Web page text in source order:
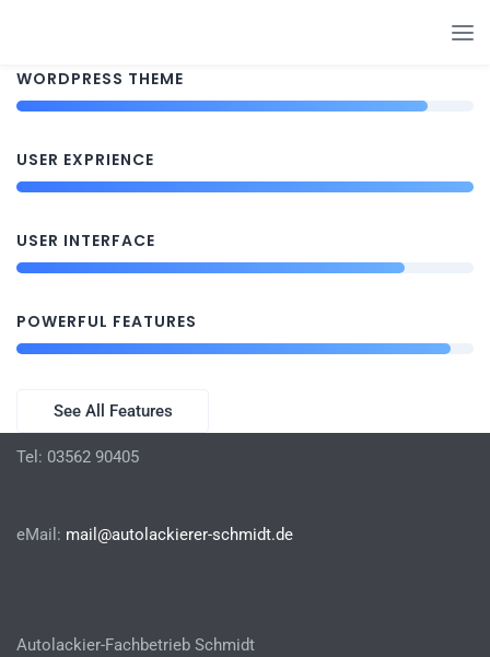
WORDPRESS THEME
USER EXPRIENCE
USER INTERFACE
POWERFUL FEATURES
See All Features
Tel: 03562 90405
eMail: mail@autolackierer-schmidt.de
Autolackier-Fachbetrieb Schmidt